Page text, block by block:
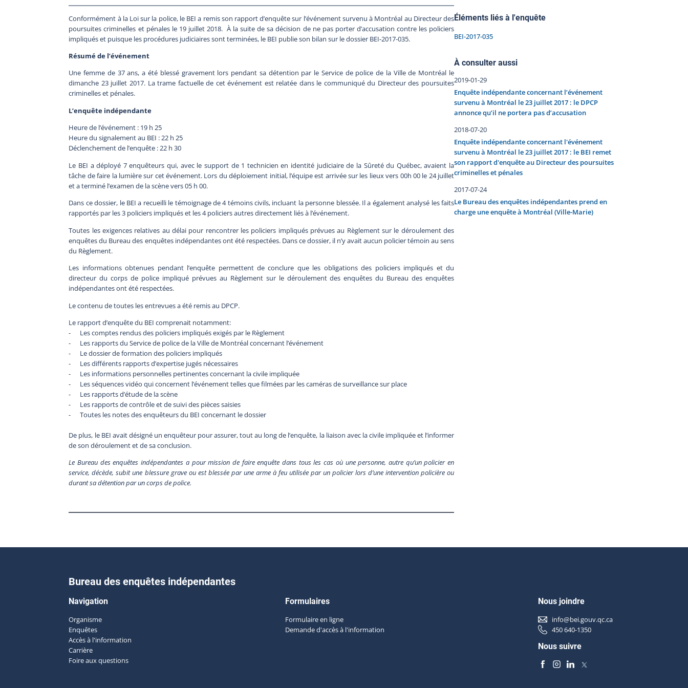
Conformément à la Loi sur la police, le BEI a remis son rapport d’enquête sur l’événement survenu à Montréal au Directeur des
poursuites criminelles et pénales le 19 juillet 2018. À la suite de sa décision de ne pas porter d’accusation contre les policiers
impliqués et puisque les procédures judiciaires sont terminées, le BEI publie son bilan sur le dossier BEI-2017-035.
Résumé de l’événement
Une femme de 37 ans, a été blessé gravement lors pendant sa détention par le Service de police de la Ville de Montréal le
dimanche 23 juillet 2017. La trame factuelle de cet événement est relatée dans le communiqué du Directeur des poursuites
criminelles et pénales.
L’enquête indépendante
Heure de l’événement : 19 h 25
Heure du signalement au BEI : 22 h 25
Déclenchement de l’enquête : 22 h 30
Le BEI a déployé 7 enquêteurs qui, avec le support de 1 technicien en identité judiciaire de la Sûreté du Québec, avaient la
tâche de faire la lumière sur cet événement. Lors du déploiement initial, l’équipe est arrivée sur les lieux vers 00h 00 le 24 juillet
et a terminé l’examen de la scène vers 05 h 00.
Dans ce dossier, le BEI a recueilli le témoignage de 4 témoins civils, incluant la personne blessée. Il a également analysé les faits
rapportés par les 3 policiers impliqués et les 4 policiers autres directement liés à l’événement.
Toutes les exigences relatives au délai pour rencontrer les policiers impliqués prévues au Règlement sur le déroulement des
enquêtes du Bureau des enquêtes indépendantes ont été respectées. Dans ce dossier, il n’y avait aucun policier témoin au sens
du Règlement.
Les informations obtenues pendant l’enquête permettent de conclure que les obligations des policiers impliqués et du
directeur du corps de police impliqué prévues au Règlement sur le déroulement des enquêtes du Bureau des enquêtes
indépendantes ont été respectées.
Le contenu de toutes les entrevues a été remis au DPCP.
Le rapport d’enquête du BEI comprenait notamment:
- Les comptes rendus des policiers impliqués exigés par le Règlement
- Les rapports du Service de police de la Ville de Montréal concernant l’événement
- Le dossier de formation des policiers impliqués
- Les différents rapports d’expertise jugés nécessaires
- Les informations personnelles pertinentes concernant la civile impliquée
- Les séquences vidéo qui concernent l’événement telles que filmées par les caméras de surveillance sur place
- Les rapports d’étude de la scène
- Les rapports de contrôle et de suivi des pièces saisies
- Toutes les notes des enquêteurs du BEI concernant le dossier
De plus, le BEI avait désigné un enquêteur pour assurer, tout au long de l’enquête, la liaison avec la civile impliquée et l’informer
de son déroulement et de sa conclusion.
Le Bureau des enquêtes indépendantes a pour mission de faire enquête dans tous les cas où une personne, autre qu’un policier en
service, décède, subit une blessure grave ou est blessée par une arme à feu utilisée par un policier lors d’une intervention policière ou
durant sa détention par un corps de police.
Éléments liés à l'enquête
BEI-2017-035
À consulter aussi
2019-01-29
Enquête indépendante concernant l’événement
survenu à Montréal le 23 juillet 2017 : le DPCP
annonce qu’il ne portera pas d’accusation
2018-07-20
Enquête indépendante concernant l'événement
survenu à Montréal le 23 juillet 2017 : le BEI remet
son rapport d'enquête au Directeur des poursuites
criminelles et pénales
2017-07-24
Le Bureau des enquêtes indépendantes prend en
charge une enquête à Montréal (Ville-Marie)
Bureau des enquêtes indépendantes
Navigation
Organisme
Enquêtes
Accès à l'information
Carrière
Foire aux questions
Formulaires
Formulaire en ligne
Demande d'accès à l'information
Nous joindre
info@bei.gouv.qc.ca
450 640-1350
Nous suivre